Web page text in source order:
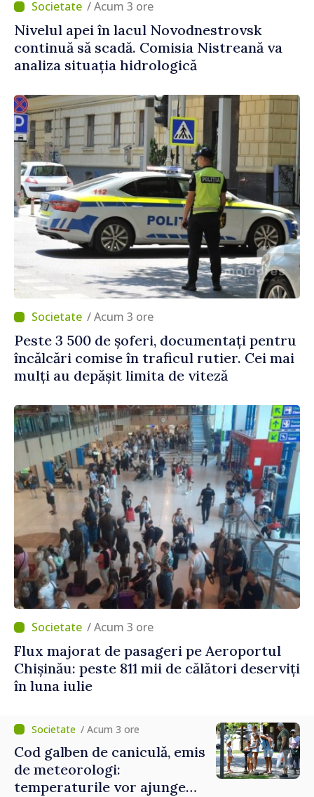
/ Acum 3 ore
Nivelul apei în lacul Novodnestrovsk
continuă să scadă. Comisia Nistreană va
analiza situația hidrologică
/ Acum 3 ore
Peste 3 500 de șoferi, documentați pentru
încălcări comise în traficul rutier. Cei mai
mulți au depășit limita de viteză
/ Acum 3 ore
Flux majorat de pasageri pe Aeroportul
Chișinău: peste 811 mii de călători deserviți
în luna iulie
/ Acum 3 ore
Cod galben de caniculă, emis
de meteorologi:
temperaturile vor ajunge